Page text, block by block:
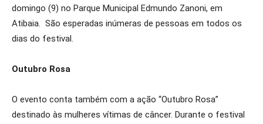
domingo (9) no Parque Municipal Edmundo Zanoni, em
Atibaia. São esperadas inúmeras de pessoas em todos os
dias do festival.
Outubro Rosa
O evento conta também com a ação “Outubro Rosa”
destinado às mulheres vítimas de câncer. Durante o festival